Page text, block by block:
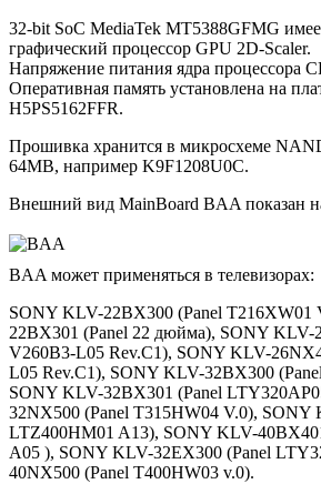
32-bit SoC MediaTek MT5388GFMG
графический процессор GPU 2D-Scaler.
Напряжение питания ядра процессора
Оперативная память установлена на
H5PS5162FFR.
Прошивка хранится в микросхеме
64MB, например K9F1208U0C.
Внешний вид MainBoard BAA показан
BAA может применяться в телевизорах:
SONY KLV-22BX300 (Panel T216XW01
22BX301 (Panel 22 дюйма), SONY KLV-
V260B3-L05 Rev.C1), SONY KLV-
L05 Rev.C1), SONY KLV-32BX300
SONY KLV-32BX301 (Panel
32NX500 (Panel T315HW04 V.0), SONY
LTZ400HM01 A13), SONY KLV-
A05 ), SONY KLV-32EX300 (Panel
40NX500 (Panel T400HW03 v.0).